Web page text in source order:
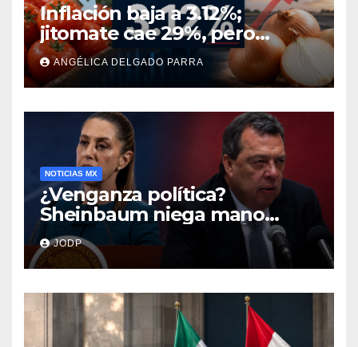
Inflación baja a 3.12%;
jitomate cae 29%, pero
cebolla y vuelos se
encarecen
ANGÉLICA DELGADO PARRA
NOTICIAS MX
¿Venganza política?
Sheinbaum niega mano
negra en captura de Ángel
Aguirre
JODP